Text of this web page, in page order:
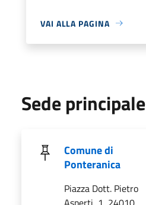
VAI ALLA PAGINA
Sede principale
Comune di
Ponteranica
Piazza Dott. Pietro